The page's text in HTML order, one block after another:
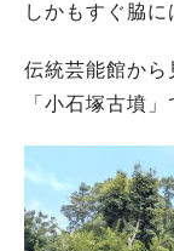
しかもすぐ脇に
伝統芸能館か
「小石塚古墳」